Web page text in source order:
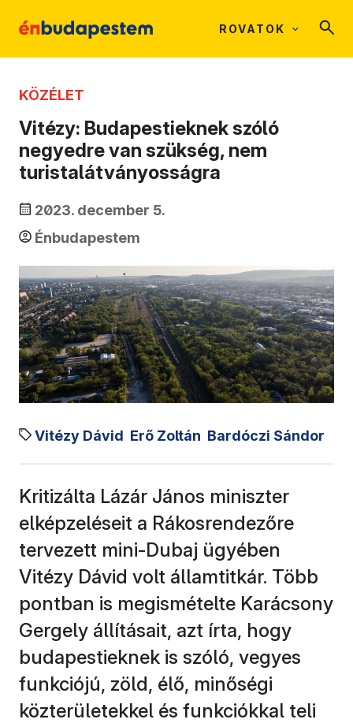
ROVATOK
KÖZÉLET
Vitézy: Budapestieknek szóló
negyedre van szükség, nem
turistalátványosságra
2023. december 5.
Énbudapestem
Vitézy Dávid Erő Zoltán Bardóczi Sándor
Kritizálta Lázár János miniszter
elképzeléseit a Rákosrendezőre
tervezett mini-Dubaj ügyében
Vitézy Dávid volt államtitkár. Több
pontban is megismételte Karácsony
Gergely állításait, azt írta, hogy
budapestieknek is szóló, vegyes
funkciójú, zöld, élő, minőségi
közterületekkel és funkciókkal teli